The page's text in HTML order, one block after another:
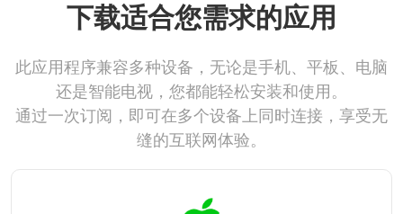
下载适合您需求的应用
此应用程序兼容多种设备，无论是手机、平板、电脑
还是智能电视，您都能轻松安装和使用。
通过一次订阅，即可在多个设备上同时连接，享受无
缝的互联网体验。